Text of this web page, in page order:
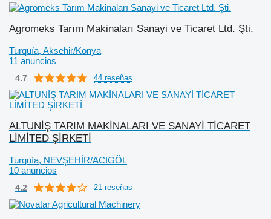
Agromeks Tarım Makinaları Sanayi ve Ticaret Ltd. Şti.
Turquía, Aksehir/Konya
11 anuncios
4.7 44 reseñas
ALTUNİŞ TARIM MAKİNALARI VE SANAYİ TİCARET
LİMİTED ŞİRKETİ
Turquía, NEVŞEHİR/ACIGÖL
10 anuncios
4.2 21 reseñas